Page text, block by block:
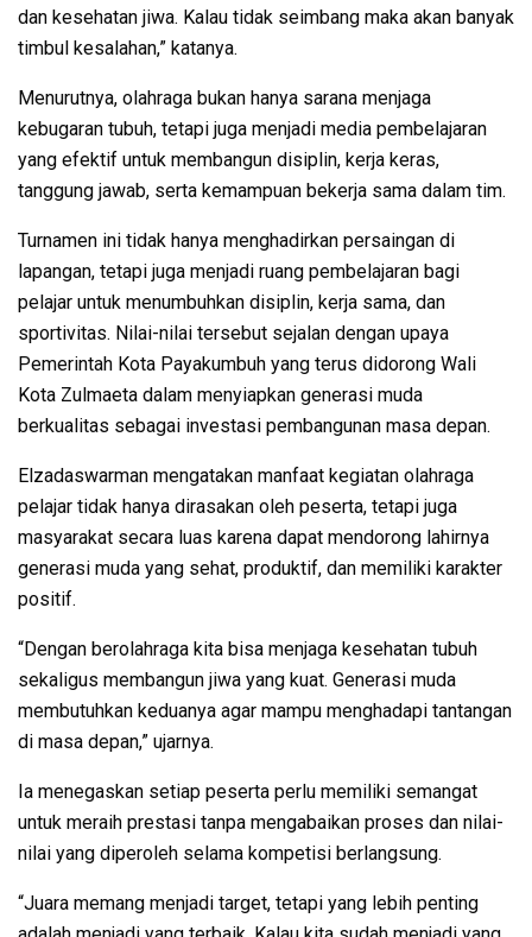
dan kesehatan jiwa. Kalau tidak seimbang maka akan banyak
timbul kesalahan,” katanya.
Menurutnya, olahraga bukan hanya sarana menjaga
kebugaran tubuh, tetapi juga menjadi media pembelajaran
yang efektif untuk membangun disiplin, kerja keras,
tanggung jawab, serta kemampuan bekerja sama dalam tim.
Turnamen ini tidak hanya menghadirkan persaingan di
lapangan, tetapi juga menjadi ruang pembelajaran bagi
pelajar untuk menumbuhkan disiplin, kerja sama, dan
sportivitas. Nilai-nilai tersebut sejalan dengan upaya
Pemerintah Kota Payakumbuh yang terus didorong Wali
Kota Zulmaeta dalam menyiapkan generasi muda
berkualitas sebagai investasi pembangunan masa depan.
Elzadaswarman mengatakan manfaat kegiatan olahraga
pelajar tidak hanya dirasakan oleh peserta, tetapi juga
masyarakat secara luas karena dapat mendorong lahirnya
generasi muda yang sehat, produktif, dan memiliki karakter
positif.
“Dengan berolahraga kita bisa menjaga kesehatan tubuh
sekaligus membangun jiwa yang kuat. Generasi muda
membutuhkan keduanya agar mampu menghadapi tantangan
di masa depan,” ujarnya.
Ia menegaskan setiap peserta perlu memiliki semangat
untuk meraih prestasi tanpa mengabaikan proses dan nilai-
nilai yang diperoleh selama kompetisi berlangsung.
“Juara memang menjadi target, tetapi yang lebih penting